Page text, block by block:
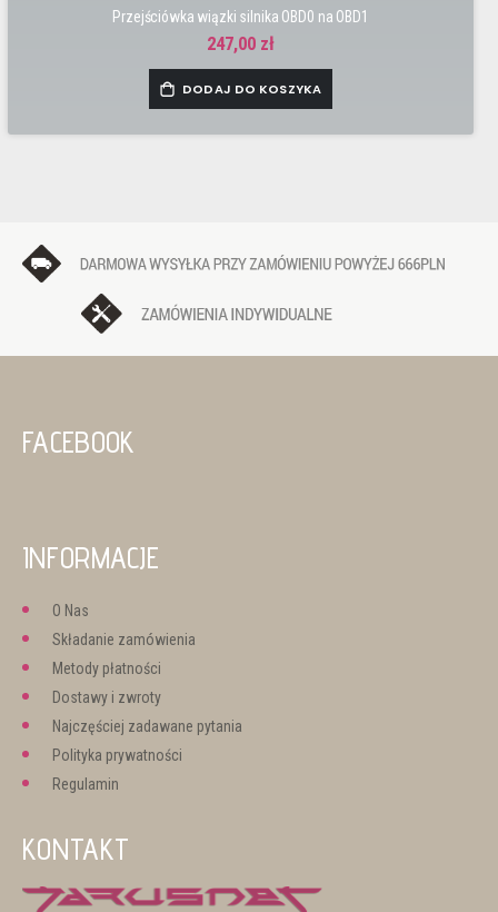
Przejściówka wiązki silnika OBD0 na OBD1
247,00 zł
DODAJ DO KOSZYKA
FACEBOOK
INFORMACJE
O Nas
Składanie zamówienia
Metody płatności
Dostawy i zwroty
Najczęściej zadawane pytania
Polityka prywatności
Regulamin
KONTAKT